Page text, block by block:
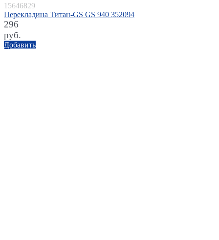
15646829
Перекладина Титан-GS GS 940 352094
296
руб.
Добавить